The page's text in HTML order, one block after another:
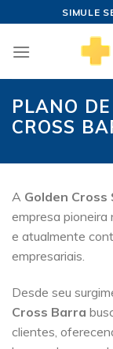
content
SIMULE
PLANO
CROSS
A Golden Cross
empresa pioneira
e atualmente
empresariais.
Desde seu
Cross Barra
clientes,